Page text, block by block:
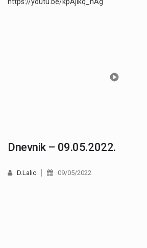
https://youtu.be/kpAjikq_nAg
Dnevnik – 09.05.2022.
D.Lalic 09/05/2022